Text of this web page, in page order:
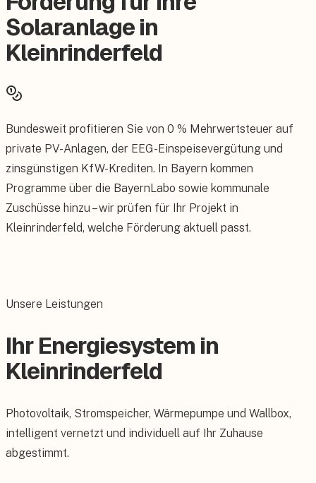
Solaranlage in
Kleinrinderfeld
Bundesweit profitieren Sie von 0 % Mehrwertsteuer auf
private PV-Anlagen, der EEG-Einspeisevergütung und
zinsgünstigen KfW-Krediten. In Bayern kommen
Programme über die BayernLabo sowie kommunale
Zuschüsse hinzu – wir prüfen für Ihr Projekt in
Kleinrinderfeld, welche Förderung aktuell passt.
Unsere Leistungen
Ihr Energiesystem in
Kleinrinderfeld
Photovoltaik, Stromspeicher, Wärmepumpe und Wallbox,
intelligent vernetzt und individuell auf Ihr Zuhause
abgestimmt.